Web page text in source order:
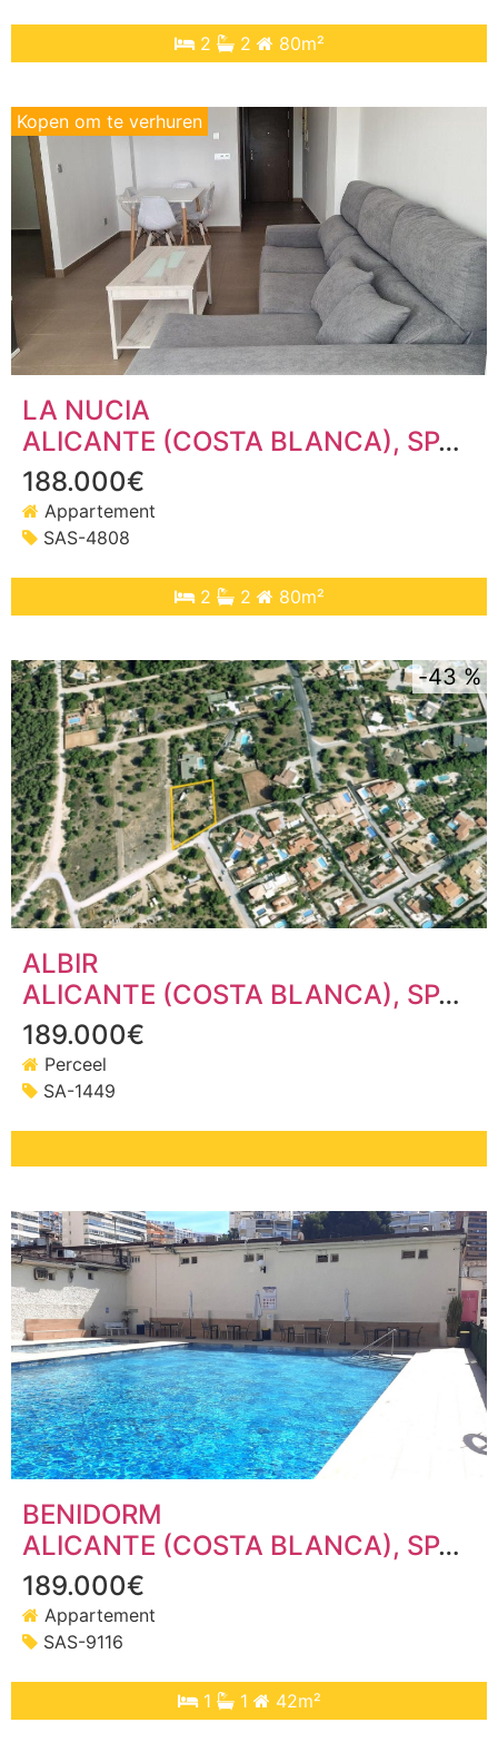
2 2 80m²
Kopen om te verhuren
LA NUCIA
ALICANTE (COSTA BLANCA), SPANJE
188.000€
Appartement
SAS-4808
2 2 80m²
43 %
ALBIR
ALICANTE (COSTA BLANCA), SPANJE
189.000€
Perceel
SA-1449
BENIDORM
ALICANTE (COSTA BLANCA), SPANJE
189.000€
Appartement
SAS-9116
1 1 42m²